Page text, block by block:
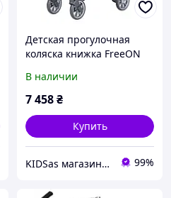
Детская прогулочная
коляска книжка FreeON
удобная, элегантная
В наличии
7 458₴
Купить
KIDSas магазин-діскаунт дитячих товарів 99%